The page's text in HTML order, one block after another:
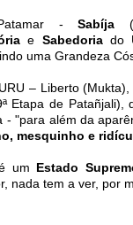
-Sabíja
e Sabedoriado
uma Grandeza
– Liberto
Etapa de
- "para além da
mesquinho e
um Estado
nada tem a ver, por